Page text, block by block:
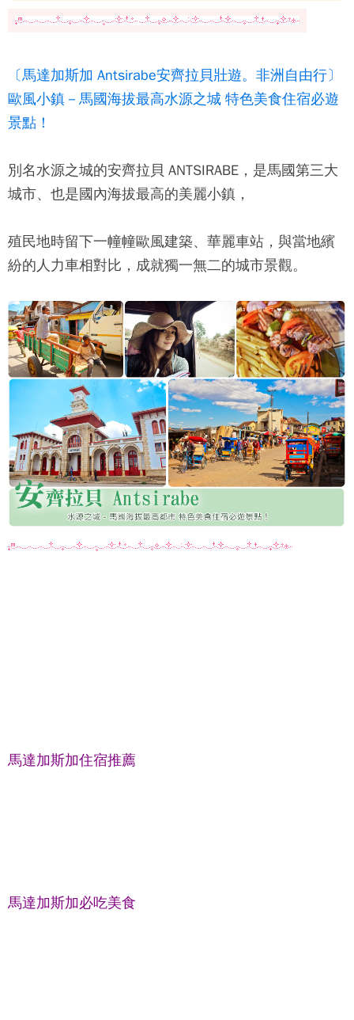
〔馬達加斯加 Antsirabe安齊拉貝壯遊。非洲自由行〕
歐風小鎮－馬國海拔最高水源之城 特色美食住宿必遊
景點！
別名水源之城的安齊拉貝 ANTSIRABE，是馬國第三大
城市、也是國內海拔最高的美麗小鎮，
殖民地時留下一幢幢歐風建築、華麗車站，與當地繽
紛的人力車相對比，成就獨一無二的城市景觀。
馬達加斯加住宿推薦
馬達加斯加必吃美食